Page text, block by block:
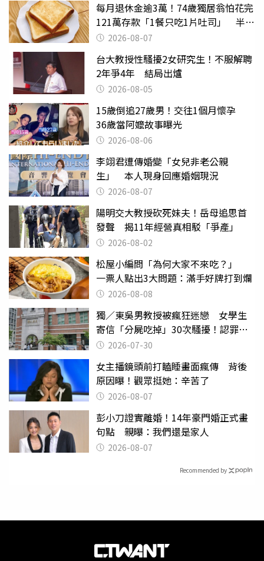
每月退休金逾3萬！74歲獨居翁怕花完
121萬存款「1餐只吃1片吐司」 半年
後暴瘦嚇壞女兒
2026-08-07
台大教授性騷擾2女研究生！不服解聘
2年爭4年 結局出爐
2026-08-05
15歲倒追27歲男！交往1個月懷孕
36歲當阿嬤故事曝光
2026-08-06
李翊君遭傳婚變「女兒非老公親
生」 本人現身回應婚姻現況
2026-08-07
陽明交大教授砍死妹夫！岳母追思首
發聲 揭11年經營真相駁「爭產」
2026-08-02
松屋小編問「為何大家不來吃？」
一票人點出3大問題：滿手好牌打到爛
2026-08-08
獨／東吳男教授被瘋狂迷戀 女學生
寄信「分屍吃掉」30次騷擾！認罪免
關 2026-07-30
女主播鏡頭前打瞌睡畫面瘋傳 背後
原因曝！觀眾挺她：辛苦了
2026-08-07
彭小刀證實離婚！14年豪門婚正式畫
句點 親曝：我們還是家人
2026-08-07
Recommended by